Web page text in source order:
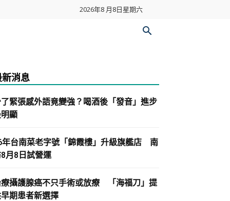
2026年8 月8日星期六
新消息
緊張感外語竟變強？喝酒後「發音」進步
顯
年台南菜老字號「錦霞樓」升級旗艦店 南
月8日試營運
攝護腺癌不只手術或放療 「海福刀」提
期患者新選擇